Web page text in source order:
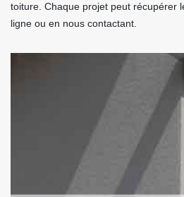
toiture. Chaque projet peut récupérer
ligne ou en nous contactant.